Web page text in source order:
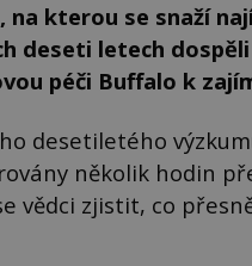
na kterou se snaží
deseti letech
péči Buffalo k
desetiletého
několik hodin
vědci zjistit, co